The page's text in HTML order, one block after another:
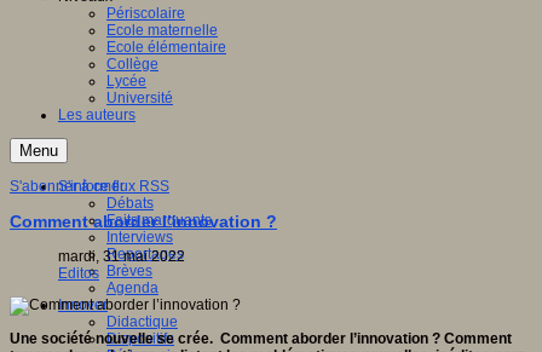
Périscolaire
Ecole maternelle
Ecole élémentaire
Collège
Lycée
Université
Les auteurs
Menu
S'informer
Débats
Faits marquants
Interviews
Reportages
Brèves
Agenda
Innover
Didactique
Dispositifs
S'abonner à ce flux RSS
Comment aborder l’innovation ?
mardi, 31 mai 2022
Editos
Une société nouvelle se crée. Comment aborder l’innovation ? Comment